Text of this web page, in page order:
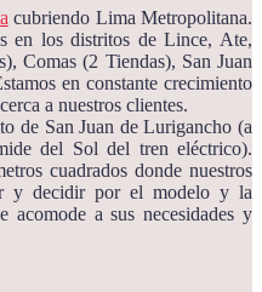
cubriendo Lima Metropolitana.
en los distritos de Lince, Ate,
Comas (2 Tiendas), San Juan
en constante crecimiento
a nuestros clientes.
de San Juan de Lurigancho (a
del Sol del tren eléctrico).
cuadrados donde nuestros
y decidir por el modelo y la
acomode a sus necesidades y